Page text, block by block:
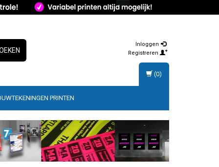
Inloggen
Registreren
PRINTEN
(0)